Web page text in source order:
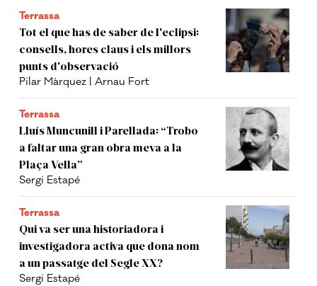
Terrassa
Tot el que has de saber de l'eclipsi:
consells, hores claus i els millors
punts d'observació
Pilar Màrquez | Arnau Fort
Terrassa
Lluís Muncunill i Parellada: “Trobo
a faltar una gran obra meva a la
Plaça Vella”
Sergi Estapé
Terrassa
Qui va ser una historiadora i
investigadora activa que dona nom
a un passatge del Segle XX?
Sergi Estapé